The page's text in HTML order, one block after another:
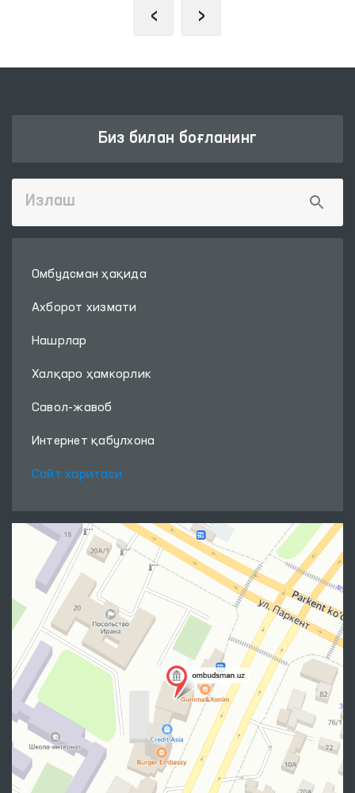
‹ ›
Биз билан боғланинг
Омбудсман ҳақида
Ахборот хизмати
Нашрлар
Халқаро ҳамкорлик
Савол-жавоб
Интернет қабулхона
Сайт харитаси